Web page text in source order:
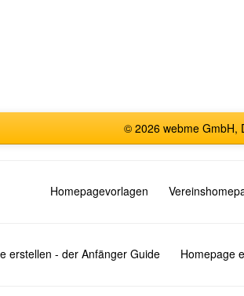
© 2026 webme GmbH,
Homepagevorlagen
erstellen - der Anfänger Guide Homepage